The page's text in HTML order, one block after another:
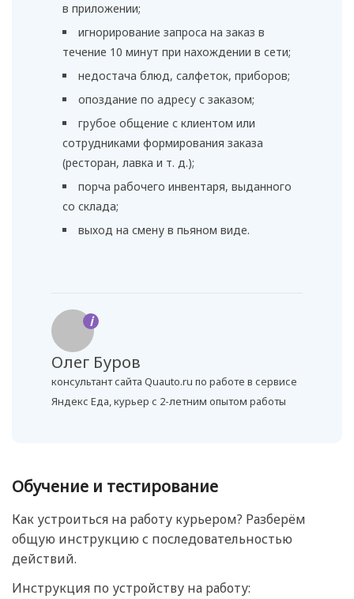
в приложении;
игнорирование запроса на заказ в
течение 10 минут при нахождении в сети;
недостача блюд, салфеток, приборов;
опоздание по адресу с заказом;
грубое общение с клиентом или
сотрудниками формирования заказа
(ресторан, лавка и т. д.);
порча рабочего инвентаря, выданного
со склада;
выход на смену в пьяном виде.
i
Олег Буров
консультант сайта Quauto.ru по работе в сервисе
Яндекс Еда, курьер с 2-летним опытом работы
Обучение и тестирование
Как устроиться на работу курьером? Разберём
общую инструкцию с последовательностью
действий.
Инструкция по устройству на работу: